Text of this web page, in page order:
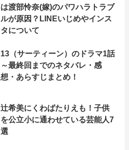
は渡部怜奈(嫁)のパワハラトラブ
ルが原因？LINEいじめやインス
タについて
13（サーティーン）のドラマ1話
～最終回までのネタバレ・感
想・あらすじまとめ！
辻希美にくわばたりえも！子供
を公立小に通わせている芸能人7
選